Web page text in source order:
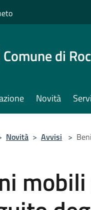
Comune di
Novità
Novità > Avvisi >